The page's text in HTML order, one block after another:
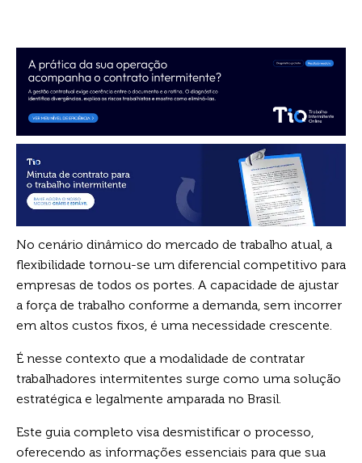
No cenário dinâmico do mercado de trabalho atual, a
flexibilidade tornou-se um diferencial competitivo para
empresas de todos os portes. A capacidade de ajustar
a força de trabalho conforme a demanda, sem incorrer
em altos custos fixos, é uma necessidade crescente.
É nesse contexto que a modalidade de contratar
trabalhadores intermitentes surge como uma solução
estratégica e legalmente amparada no Brasil.
Este guia completo visa desmistificar o processo,
oferecendo as informações essenciais para que sua